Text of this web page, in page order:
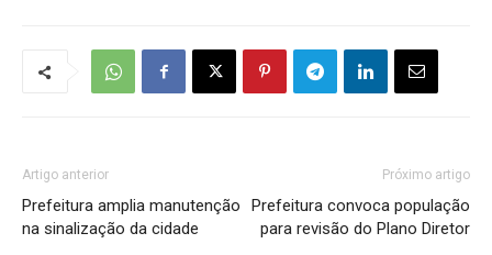
Artigo anterior
Prefeitura amplia manutenção
na sinalização da cidade
Próximo artigo
Prefeitura convoca população
para revisão do Plano Diretor